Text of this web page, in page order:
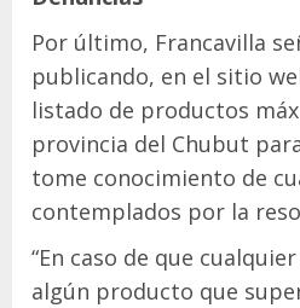
Por último, Francavilla
publicando, en el sitio
listado de productos
provincia del Chubut
tome conocimiento de
contemplados por la
“En caso de que
algún producto que